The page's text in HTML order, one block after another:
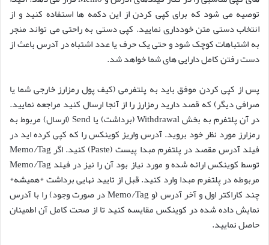
توصیه می شود که برای کپی کردن از این دکمه ها استفاده کنید و از
انتخاب دستی متن خودداری نمایید. کپی دستی به راحتی می تواند منجر
به اشتباهات کوچک شود و حتی یک حرف یا عدد اشتباه در آدرس باعث از
دست رفتن کامل دارایی های شما خواهد شد.
پس از کپی کردن موفق باید به پلتفرمی (کیف پول رمزارز خارجی شما یا
صرافی دیگر) که قصد دارید رمزارز را از آنجا ارسال کنید مراجعه نمایید.
در آن پلتفرم به بخش Withdrawal (برداشت) یا Send (ارسال) مربوط به
رمزارز مورد نظر خود بروید. آدرس واریز کوینکس را که کپی کرده اید در
فیلد آدرس مقصد در پلتفرم مبدا پیست (Paste) کنید. اگر Memo/Tag
توسط کوینکس ارائه شده و مورد نیاز بود آن را نیز در فیلد Memo/Tag
مربوطه در پلتفرم مبدا وارد کنید. قبل از تایید نهایی برداشت *همیشه*
چند کاراکتر اول و آخر آدرس (و Memo/Tag در صورت وجود) را با آدرس
نمایش داده شده در کوینکس مقایسه کنید تا از صحت کامل آن اطمینان
حاصل نمایید.